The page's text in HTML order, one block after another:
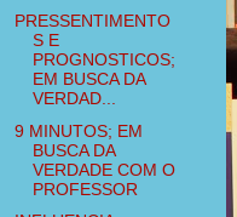
PRESSENTIMENTO
S E
PROGNOSTICOS;
EM BUSCA DA
VERDAD...
9 MINUTOS; EM
BUSCA DA
VERDADE COM O
PROFESSOR